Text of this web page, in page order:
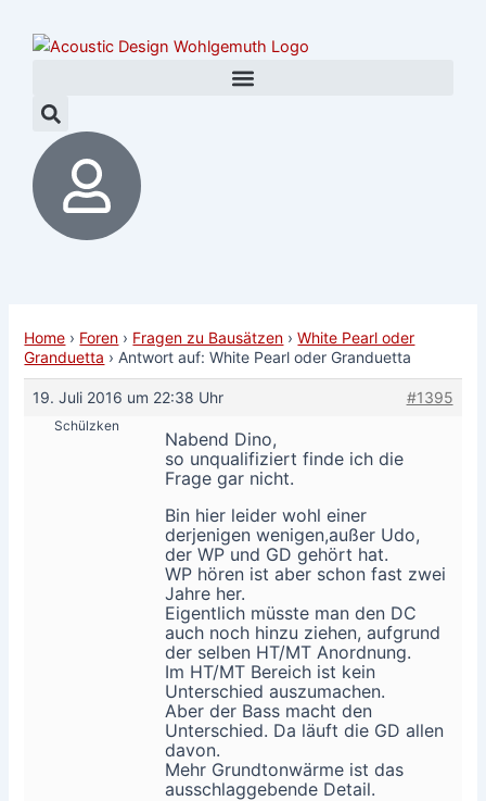
Inhalt
Home › Foren › Fragen zu Bausätzen › White Pearl oder
Granduetta › Antwort auf: White Pearl oder Granduetta
19. Juli 2016 um 22:38 Uhr #1395
Schülzken
Nabend Dino,
so unqualifiziert finde ich die
Frage gar nicht.
Bin hier leider wohl einer
derjenigen wenigen,außer Udo,
der WP und GD gehört hat.
WP hören ist aber schon fast zwei
Jahre her.
Eigentlich müsste man den DC
auch noch hinzu ziehen, aufgrund
der selben HT/MT Anordnung.
Im HT/MT Bereich ist kein
Unterschied auszumachen.
Aber der Bass macht den
Unterschied. Da läuft die GD allen
davon.
Mehr Grundtonwärme ist das
ausschlaggebende Detail.
navigation